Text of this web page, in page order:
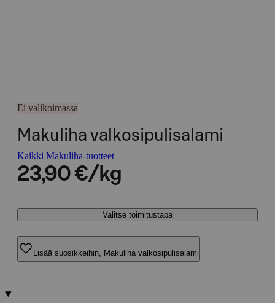
Ei valikoimassa
Makuliha valkosipulisalami
Kaikki Makuliha-tuotteet
23,90 €/kg
Valitse toimitustapa
Lisää suosikkeihin, Makuliha valkosipulisalami